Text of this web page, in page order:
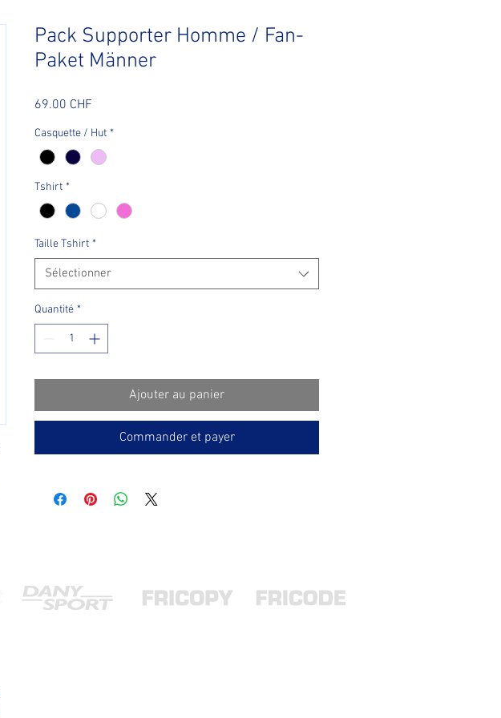
Pack Supporter Homme / Fan-
Paket Männer
69.00 CHF
Casquette / Hut *
Tshirt *
Taille Tshirt *
Sélectionner
Quantité *
Ajouter au panier
Commander et payer